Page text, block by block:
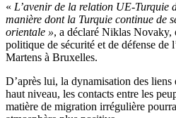
« L’avenir de la relation UE-Turquie
manière dont la Turquie continue de
orientale », a déclaré Niklas Novaky,
politique de sécurité et de défense de
Martens à Bruxelles.
D’après lui, la dynamisation des
haut niveau, les contacts entre les
matière de migration irrégulière